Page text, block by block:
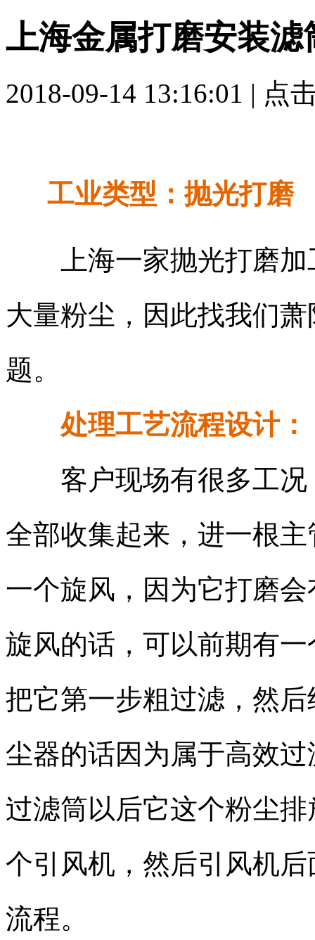
上海金属打磨安装滤
2018-09-14 13:16:01 | 点
工业类型：抛光打磨
上海一家抛光打磨加
大量粉尘，因此找我们
题。
处理工艺流程设计：
客户现场有很多工况
全部收集起来，进一根
一个旋风，因为它打磨
旋风的话，可以前期有一
把它第一步粗过滤，然
尘器的话因为属于高效
过滤筒以后它这个粉尘
个引风机，然后引风机
流程。